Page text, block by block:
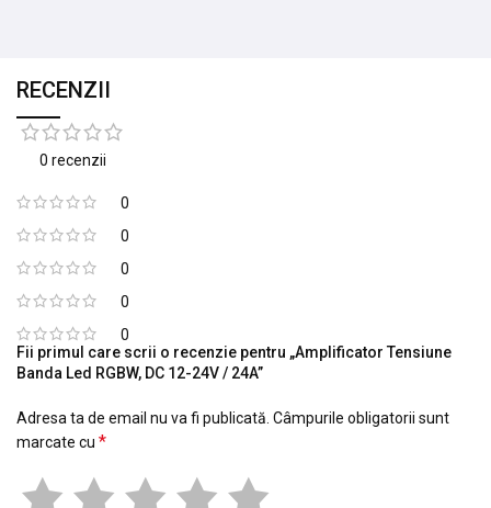
RECENZII
0 recenzii
0
0
0
0
0
Fii primul care scrii o recenzie pentru „Amplificator Tensiune
Banda Led RGBW, DC 12-24V / 24A”
Adresa ta de email nu va fi publicată. Câmpurile obligatorii sunt
marcate cu *